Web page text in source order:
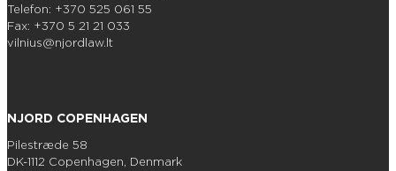
Telefon: +370 525 061 55
Fax: +370 5 21 21 033
vilnius@njordlaw.lt
NJORD COPENHAGEN
Pilestræde 58
DK-1112 Copenhagen, Denmark